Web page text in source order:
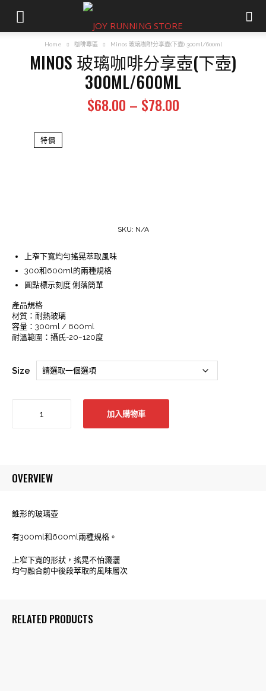
Home 咖啡專區 Minos 玻璃咖啡分享壺(下壺) 300ml/600ml
MINOS 玻璃咖啡分享壺(下壺)
300ML/600ML
$68.00 – $78.00Price
特價
SKU: N/A
上窄下寬均勻搖晃萃取風味
300和600ml的兩種規格
圓點標示刻度 俐落簡單
產品規格
材質：耐熱玻璃
容量：300ml / 600ml
耐溫範圍：攝氏-20~120度
Size
享
壺)
數
量
加入購物車
OVERVIEW
錐形的玻璃壺
有300ml和600ml兩種規格。
上窄下寬的形狀，搖晃不怕濺灑
均勻融合前中後段萃取的風味層次
RELATED PRODUCTS